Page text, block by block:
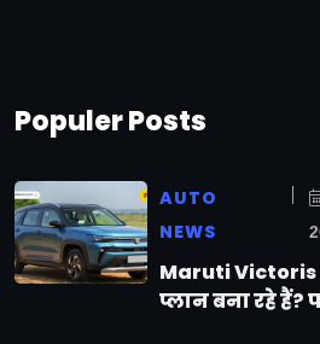
Populer Posts
AUTO
NEWS
Maruti Victoris
प्लान बना रहे हैं?